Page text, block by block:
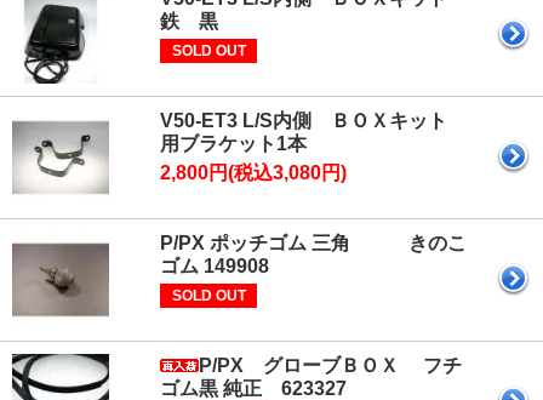
鉄 黒
SOLD OUT
V50-ET3 L/S内側 ＢＯＸキット
用ブラケット1本
2,800円(税込3,080円)
P/PX ポッチゴム 三角 きのこ
ゴム 149908
SOLD OUT
P/PX グローブＢＯＸ フチ
ゴム黒 純正 623327